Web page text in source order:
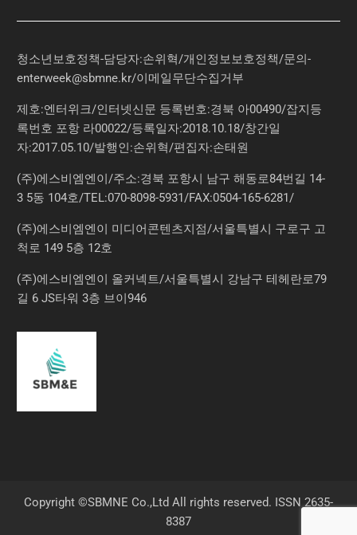
청소년보호정책-담당자:손위혁/개인정보보호정책/문의-
enterweek@sbmne.kr/이메일무단수집거부
제호:엔터위크/인터넷신문 등록번호:경북 아00490/잡지등
록번호 포항 라00022/등록일자:2018.10.18/창간일
자:2017.05.10/발행인:손위혁/편집자:손태원
(주)에스비엠엔이/주소:경북 포항시 남구 해동로84번길 14-
3 5동 104호/TEL:070-8098-5931/FAX:0504-165-6281/
(주)에스비엠엔이 미디어콘텐츠지점/서울특별시 구로구 고
척로 149 5층 12호
(주)에스비엠엔이 올커넥트/서울특별시 강남구 테헤란로79
길 6 JS타워 3층 브이946
Copyright ©SBMNE Co.,Ltd All rights reserved. ISSN 2635-
8387